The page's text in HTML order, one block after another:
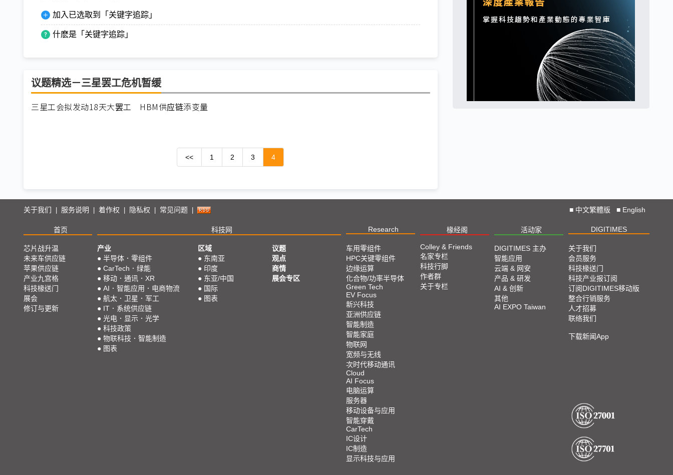
加入已选取到「关键字追踪」
什麽是「关键字追踪」
议题精选－三星罢工危机暂缓
三星工会拟发动18天大罢工 HBM供应链添变量
<< 1 2 3 4
关于我们 服务说明 着作权 隐私权 常见问题 ■ 中文繁體版 ■ English
首页 科技网 Research 椽经阁 活动家 DIGITIMES
芯片战升温
未来车供应链
苹果供应链
产业九宫格
科技椽送门
展会
修订与更新
产业
● 半导体．零组件
● CarTech．绿能
● 移动．通讯．XR
● AI．智能应用．电商物流
● 航太．卫星．军工
● IT．系统供应链
● 光电．显示．光学
● 科技政策
● 物联科技．智能制造
● 图表
区域
● 东南亚
● 印度
● 东亚/中国
● 国际
● 图表
议题
观点
商情
展会专区
车用零组件
HPC关键零组件
边缘运算
化合物/功率半导体
Green Tech
EV Focus
新兴科技
亚洲供应链
智能制造
智能家庭
物联网
宽频与无线
次时代移动通讯
Cloud
AI Focus
电脑运算
服务器
移动设备与应用
智能穿戴
CarTech
IC设计
IC制造
显示科技与应用
Colley & Friends
名家专栏
科技行脚
作者群
关于专栏
DIGITIMES 主办
智能应用
云端 & 网安
产品 & 研发
AI & 创新
其他
AI EXPO Taiwan
关于我们
会员服务
科技椽送门
科技产业报订阅
订阅DIGITIMES移动版
整合行销服务
人才招募
联络我们
下载新闻App